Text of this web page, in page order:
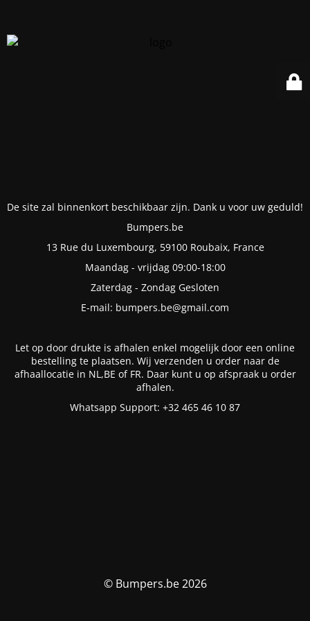
De site zal binnenkort beschikbaar zijn. Dank u voor uw geduld!
Bumpers.be
13 Rue du Luxembourg, 59100 Roubaix, France
Maandag - vrijdag 09:00-18:00
Zaterdag - Zondag Gesloten
E-mail: bumpers.be@gmail.com
Let op door drukte is afhalen enkel mogelijk door een online
bestelling te plaatsen. Wij verzenden u order naar de
afhaallocatie in NL,BE of FR. Daar kunt u op afspraak u order
afhalen.
Whatsapp Support: +32 465 46 10 87
© Bumpers.be 2026